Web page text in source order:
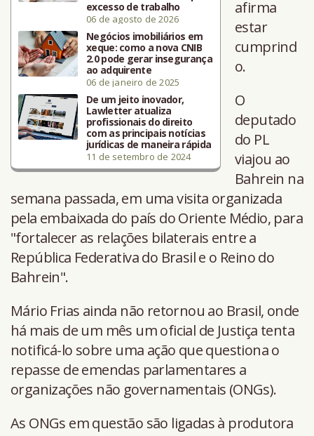
excesso de trabalho
06 de agosto de 2026
Negócios imobiliários em
xeque: como a nova CNIB
2.0 pode gerar insegurança
ao adquirente
06 de janeiro de 2025
De um jeito inovador,
Lawletter atualiza
profissionais do direito
com as principais notícias
jurídicas de maneira rápida
11 de setembro de 2024
afirma
estar
cumprind
o.
O
deputado
do PL
viajou ao
Bahrein na
semana passada, em uma visita organizada
pela embaixada do país do Oriente Médio, para
"fortalecer as relações bilaterais entre a
República Federativa do Brasil e o Reino do
Bahrein".
Mário Frias ainda não retornou ao Brasil, onde
há mais de um mês um oficial de Justiça tenta
notificá-lo sobre uma ação que questiona o
repasse de emendas parlamentares a
organizações não governamentais (ONGs).
As ONGs em questão são ligadas à produtora